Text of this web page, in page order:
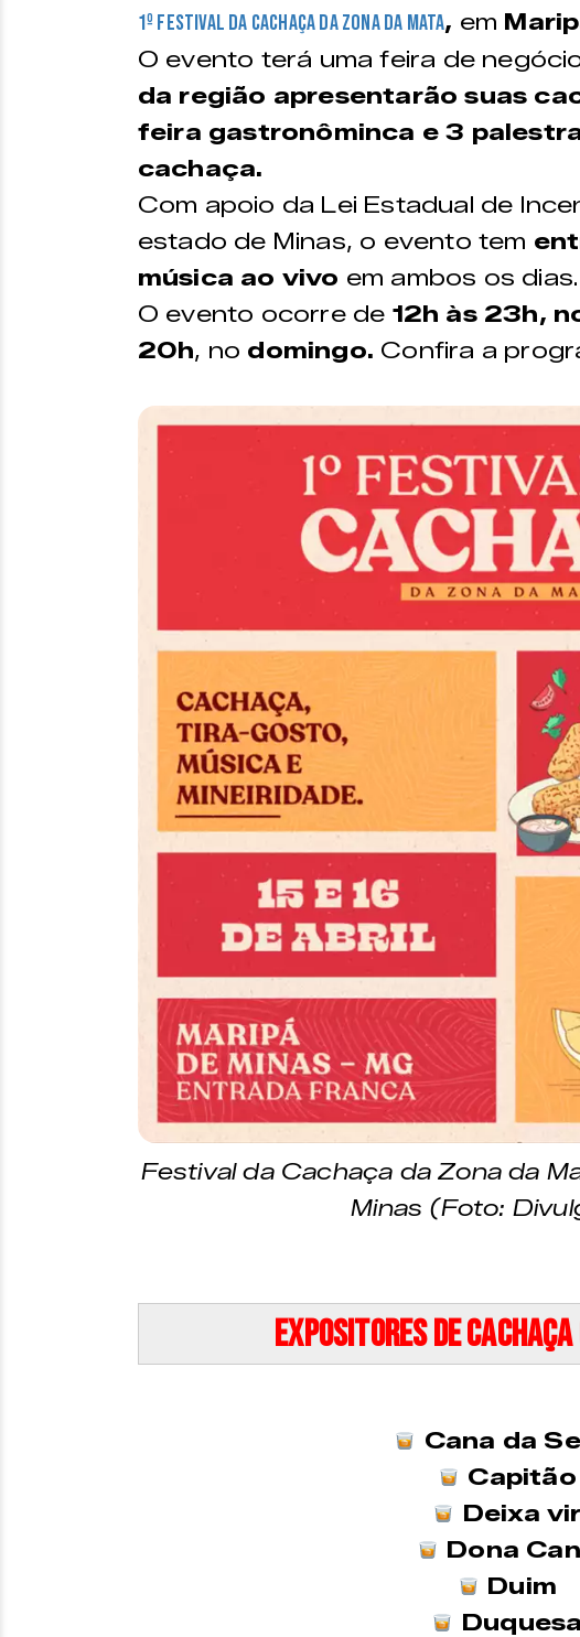
1º Festival da Cachaça da Zona da Mata, em
O evento terá uma feira de
da região apresentarão suas
feira gastronôminca e 3
cachaça.
Com apoio da Lei Estadual de
estado de Minas, o evento tem
música ao vivo em ambos os dias.
O evento ocorre de 12h às 23h,
20h, no domingo. Confira a
Festival da Cachaça da Zona da
Minas (Foto:
Expositores de
Cana da
Capitão
Deixa vir
Dona
Duim
Duquesa